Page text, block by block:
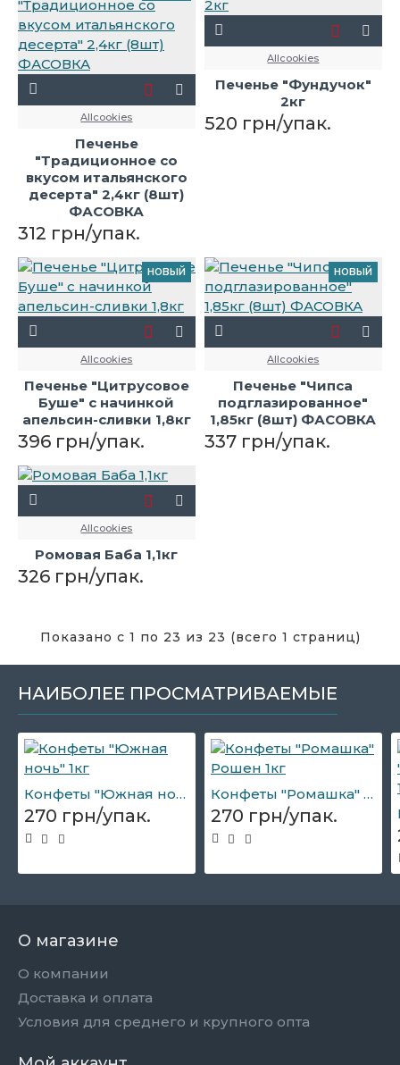
Allcookies
Печенье
"Традиционное со
вкусом итальянского
десерта" 2,4кг (8шт)
ФАСОВКА
312 грн/упак.
Allcookies
Печенье "Фундучок"
2кг
520 грн/упак.
НОВЫЙ
Allcookies
Печенье "Цитрусовое
Буше" с начинкой
апельсин-сливки 1,8кг
396 грн/упак.
НОВЫЙ
Allcookies
Печенье "Чипса
подглазированное"
1,85кг (8шт) ФАСОВКА
337 грн/упак.
Allcookies
Ромовая Баба 1,1кг
326 грн/упак.
Показано с 1 по 23 из 23 (всего 1 страниц)
НАИБОЛЕЕ ПРОСМАТРИВАЕМЫЕ
Конфеты "Южная ночь" 1кг
270 грн/упак.
Конфеты "Ромашка" Рошен 1кг
270 грн/упак.
О магазине
О компании
Доставка и оплата
Условия для среднего и крупного опта